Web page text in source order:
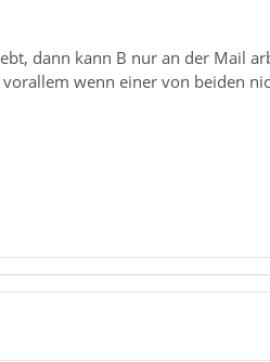
dann kann B nur an der Mail
wenn einer von beiden